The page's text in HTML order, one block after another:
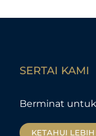
SERTAI KAMI
Berminat
KETAHUI